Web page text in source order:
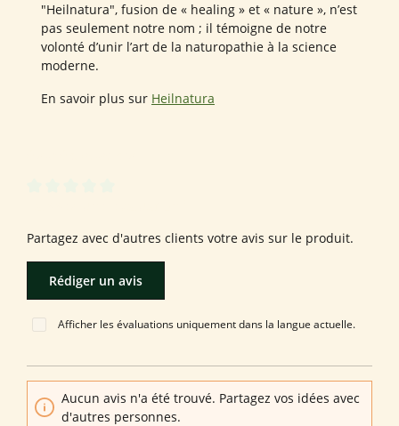
"Heilnatura", fusion de « healing » et « nature », n’est
pas seulement notre nom ; il témoigne de notre
volonté d’unir l’art de la naturopathie à la science
moderne.
En savoir plus sur Heilnatura
Partagez avec d'autres clients votre avis sur le produit.
Rédiger un avis
Afficher les évaluations uniquement dans la langue actuelle.
Aucun avis n'a été trouvé. Partagez vos idées avec
d'autres personnes.